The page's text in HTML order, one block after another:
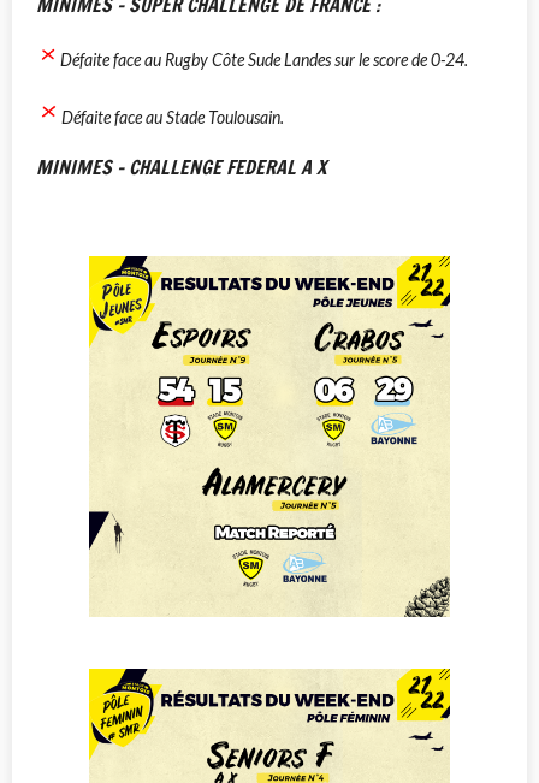
MINIMES - SUPER CHALLENGE DE FRANCE :
Défaite face au Rugby Côte Sude Landes sur le score de 0-24.
Défaite face au Stade Toulousain.
MINIMES - CHALLENGE FEDERAL A X